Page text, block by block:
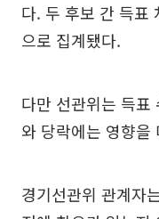
다. 두 후보 간 득표
으로 집계됐다.
다만 선관위는 득표
와 당락에는 영향을
경기선관위 관계자